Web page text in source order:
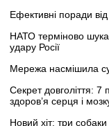
Ефективні поради
НАТО терміново
удару Росії
Мережа насмішила
Секрет довголіття: 7
здоров’я серця і
Новий хіт: три